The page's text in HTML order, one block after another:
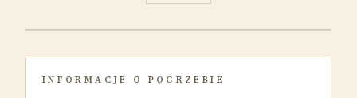
INFORMACJE O POGRZEBIE